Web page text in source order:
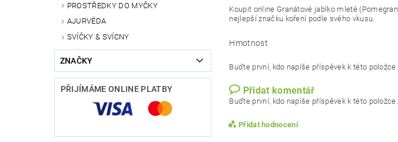
PROSTŘEDKY DO MYČKY
AJURVÉDA
SVÍČKY & SVÍCNY
ZNAČKY
PŘIJÍMÁME ONLINE PLATBY
Koupit online Granátové jablko mleté
nejlepší značku koření podle svého vkusu.
Hmotnost
Buďte první, kdo napíše příspěvek k této položce.
Přidat komentář
Buďte první, kdo napíše příspěvek k této položce.
Přidat hodnocení